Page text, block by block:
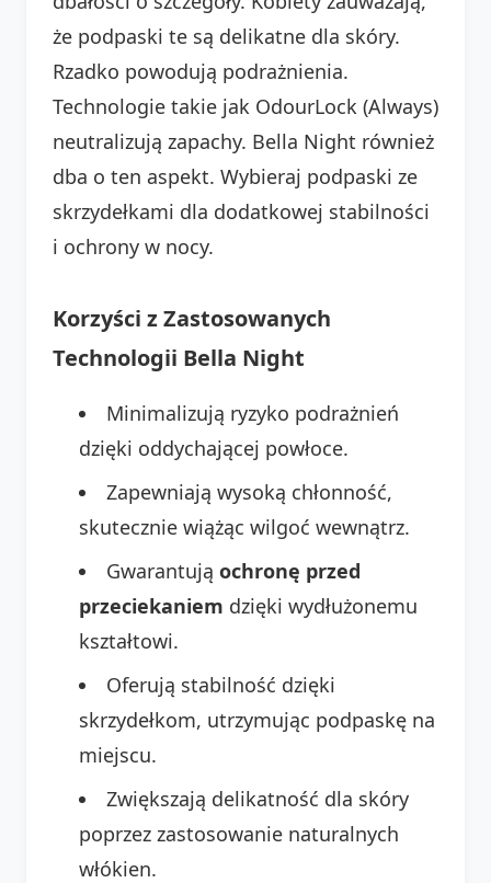
że podpaski te są delikatne dla skóry.
Rzadko powodują podrażnienia.
Technologie takie jak OdourLock (Always)
neutralizują zapachy. Bella Night również
dba o ten aspekt. Wybieraj podpaski ze
skrzydełkami dla dodatkowej stabilności
i ochrony w nocy.
Korzyści z Zastosowanych
Technologii Bella Night
Minimalizują ryzyko podrażnień
dzięki oddychającej powłoce.
Zapewniają wysoką chłonność,
skutecznie wiążąc wilgoć wewnątrz.
Gwarantują ochronę przed
przeciekaniem dzięki wydłużonemu
kształtowi.
Oferują stabilność dzięki
skrzydełkom, utrzymując podpaskę na
miejscu.
Zwiększają delikatność dla skóry
poprzez zastosowanie naturalnych
włókien.